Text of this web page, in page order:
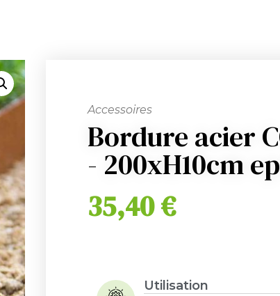
Accessoires
Bordure acier
- 200xH10cm
35,40€
Utilisation